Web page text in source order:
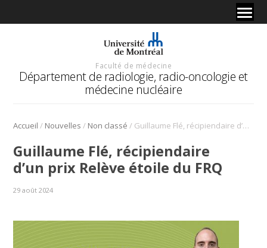
Faculté de médecine
Département de radiologie, radio-oncologie et
médecine nucléaire
Accueil / Nouvelles / Non classé / Guillaume Flé, récipiendaire d’un prix Relève étoile du FRQ
Guillaume Flé, récipiendaire
d’un prix Relève étoile du FRQ
29 août 2024